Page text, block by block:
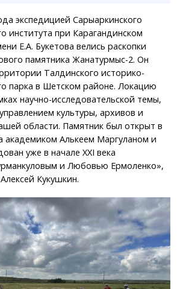
экспедицией Сарыаркинского
института при Карагандинском
Е.А. Букетова велись раскопки
памятника Жанатурмыс-2. Он
Талдинского историко-
парка в Шетском районе. Локацию
научно-исследовательской темы,
культуры, архивов и
области. Памятник был открыт в
академиком Алькеем Маргуланом и
уже в начале XXI века
и Любовью Ермоленко»,
Кукушкин.